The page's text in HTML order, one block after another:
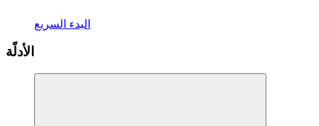
البدء السريع
الأدلّة